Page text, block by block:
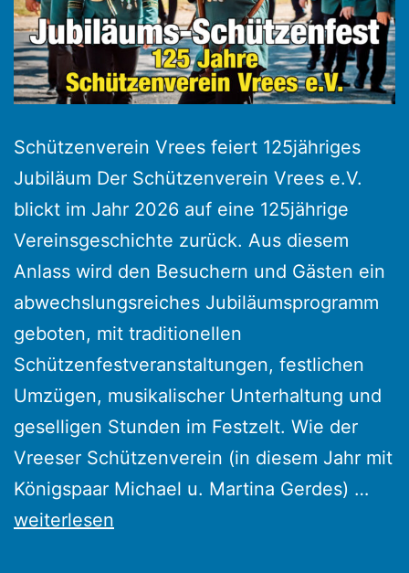
Schützenverein Vrees feiert 125jähriges
Jubiläum Der Schützenverein Vrees e.V.
blickt im Jahr 2026 auf eine 125jährige
Vereinsgeschichte zurück. Aus diesem
Anlass wird den Besuchern und Gästen ein
abwechslungsreiches Jubiläumsprogramm
geboten, mit traditionellen
Schützenfestveranstaltungen, festlichen
Umzügen, musikalischer Unterhaltung und
geselligen Stunden im Festzelt. Wie der
Vreeser Schützenverein (in diesem Jahr mit
Königspaar Michael u. Martina Gerdes) …
weiterlesen